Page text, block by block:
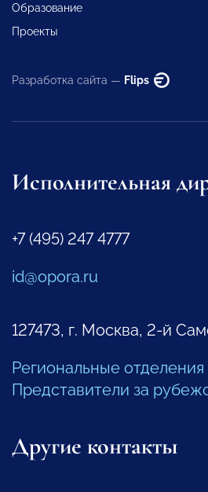
Образование
Проекты
Разработка сайта — Flips
Исполнительная
+7 (495) 247 4777
id@opora.ru
127473, г. Москва, 2-й
Региональные отделения
Представители за
Другие контакты